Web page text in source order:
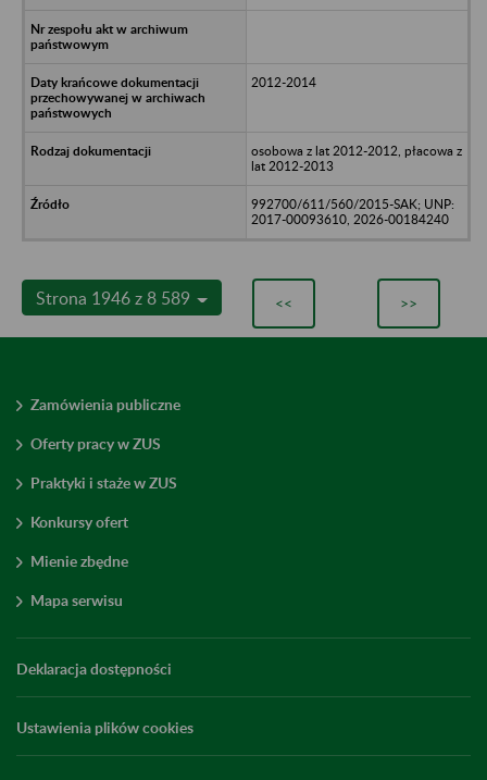
2012-2014
osobowa z lat 2012-2012, płacowa z
lat 2012-2013
992700/611/560/2015-SAK; UNP:
2017-00093610, 2026-00184240
Strona 1946 z 8 589 << >>
Zamówienia publiczne
Oferty pracy w ZUS
Praktyki i staże w ZUS
Konkursy ofert
Mienie zbędne
Mapa serwisu
Deklaracja dostępności
Ustawienia plików cookies